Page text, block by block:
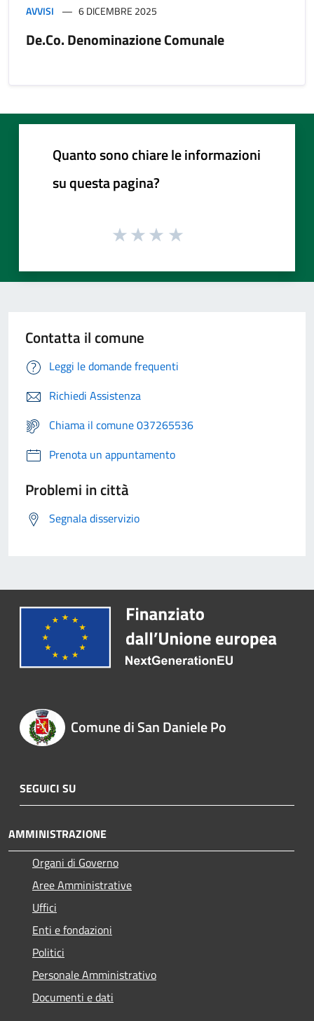
AVVISI 6 DICEMBRE 2025
De.Co. Denominazione Comunale
Quanto sono chiare le informazioni
su questa pagina?
Contatta il comune
Leggi le domande frequenti
Richiedi Assistenza
Chiama il comune 037265536
Prenota un appuntamento
Problemi in città
Segnala disservizio
Comune di San Daniele Po
SEGUICI SU
AMMINISTRAZIONE
Organi di Governo
Aree Amministrative
Uffici
Enti e fondazioni
Politici
Personale Amministrativo
Documenti e dati